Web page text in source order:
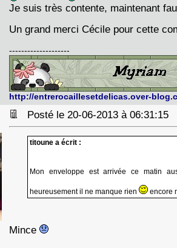
Je suis très contente, maintenant
Un grand merci Cécile pour cette
--------------------
http://entrerocaillesetdelicas.over-
Posté le 20-06-2013 à 06:31:15
titoune a écrit :
Mon enveloppe est arrivée ce matin
heureusement il ne manque rien encore
Mince